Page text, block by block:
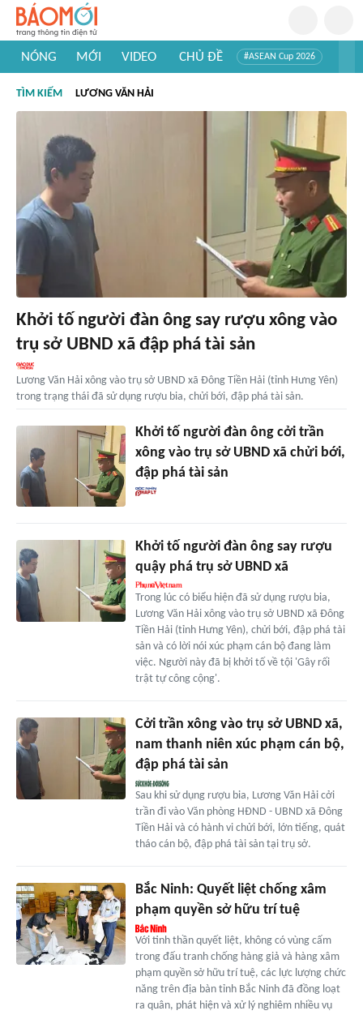
NÓNG MỚI VIDEO CHỦ ĐỀ #ASEAN Cup 2026
#Khám phá thế giới
TÌM KIẾM LƯƠNG VĂN HẢI
Khởi tố người đàn ông say rượu xông vào
trụ sở UBND xã đập phá tài sản
Lương Văn Hải xông vào trụ sở UBND xã Đông Tiền Hải (tỉnh Hưng Yên)
trong trạng thái đã sử dụng rượu bia, chửi bới, đập phá tài sản.
Khởi tố người đàn ông cởi trần
xông vào trụ sở UBND xã chửi bới,
đập phá tài sản
Khởi tố người đàn ông say rượu
quậy phá trụ sở UBND xã
Trong lúc có biểu hiện đã sử dụng rượu bia,
Lương Văn Hải xông vào trụ sở UBND xã Đông
Tiền Hải (tỉnh Hưng Yên), chửi bới, đập phá tài
sản và có lời nói xúc phạm cán bộ đang làm
việc. Người này đã bị khởi tố về tội 'Gây rối
trật tự công cộng'.
Cởi trần xông vào trụ sở UBND xã,
nam thanh niên xúc phạm cán bộ,
đập phá tài sản
Sau khi sử dụng rượu bia, Lương Văn Hải cởi
trần đi vào Văn phòng HĐND - UBND xã Đông
Tiền Hải và có hành vi chửi bới, lớn tiếng, quát
tháo cán bộ, đập phá tài sản tại trụ sở.
Bắc Ninh: Quyết liệt chống xâm
phạm quyền sở hữu trí tuệ
Với tinh thần quyết liệt, không có vùng cấm
trong đấu tranh chống hàng giả và hàng xâm
phạm quyền sở hữu trí tuệ, các lực lượng chức
năng trên địa bàn tỉnh Bắc Ninh đã đồng loạt
ra quân, phát hiện và xử lý nghiêm nhiều vụ